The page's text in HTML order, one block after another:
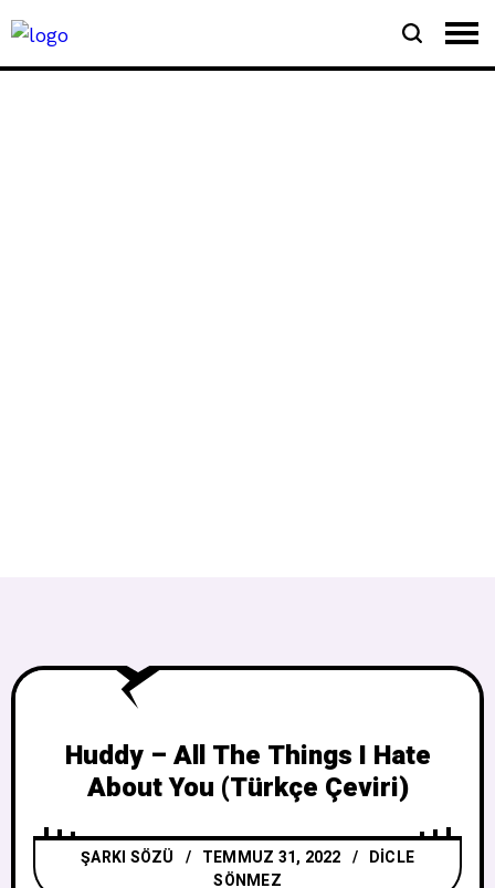
Huddy – All The Things I Hate
About You (Türkçe Çeviri)
ŞARKI SÖZÜ TEMMUZ 31, 2022
DICLE
SÖNMEZ